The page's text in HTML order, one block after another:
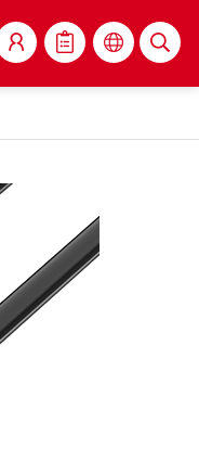
搜尋